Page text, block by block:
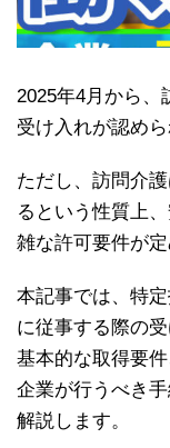
2025年4月から、
受け入れが認め
ただし、訪問介
るという性質上
雑な許可要件が定
本記事では、特
に従事する際の
基本的な取得要
企業が行うべき
解説します。